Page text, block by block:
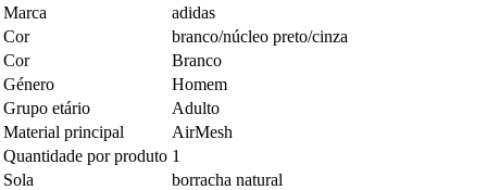
Marca
adidas
Cor
branco/núcleo preto/cinza
Cor
Branco
Género
Homem
Grupo etário
Adulto
Material principal
AirMesh
Quantidade por produto 1
Sola
borracha natural